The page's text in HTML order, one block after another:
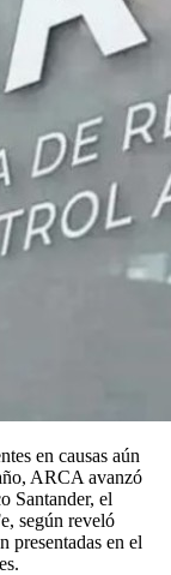
en causas aún
ARCA avanzó
Santander, el
según reveló
presentadas en el